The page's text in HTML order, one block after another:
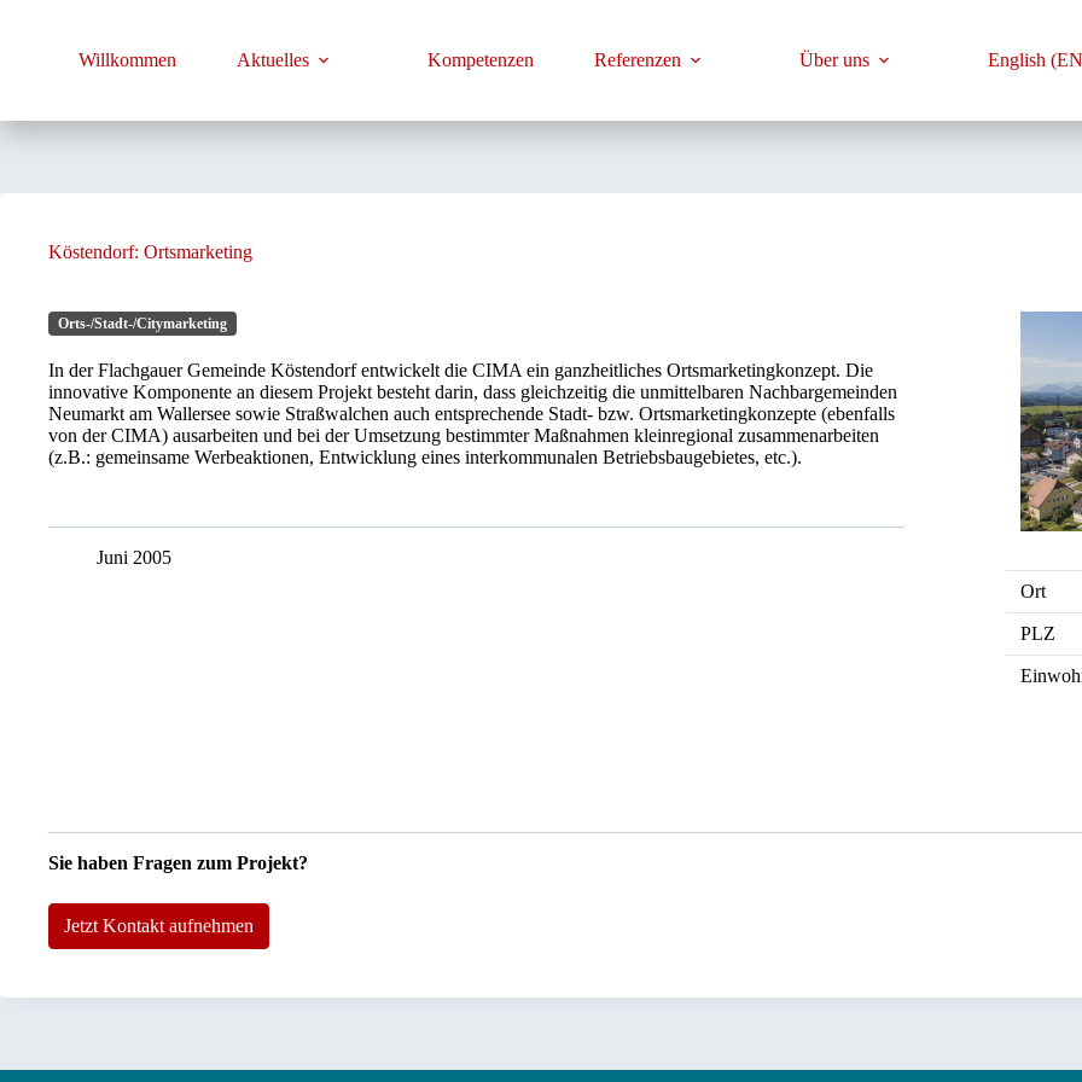
Willkommen Aktuelles Kompetenzen Referenzen Über uns English
Köstendorf: Ortsmarketing
Orts-/Stadt-/Citymarketing
In der Flachgauer Gemeinde Köstendorf entwickelt die CIMA ein ganzheitliches Ortsmarketingkonzept. Die
innovative Komponente an diesem Projekt besteht darin, dass gleichzeitig die unmittelbaren Nachbargemeinden
Neumarkt am Wallersee sowie Straßwalchen auch entsprechende Stadt- bzw. Ortsmarketingkonzepte (ebenfalls
von der CIMA) ausarbeiten und bei der Umsetzung bestimmter Maßnahmen kleinregional zusammenarbeiten
(z.B.: gemeinsame Werbeaktionen, Entwicklung eines interkommunalen Betriebsbaugebietes, etc.).
Juni 2005
Ort
PLZ
Sie haben Fragen zum Projekt?
Jetzt Kontakt aufnehmen